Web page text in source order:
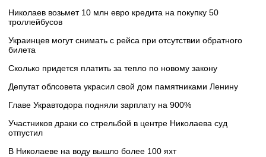
Николаев возьмет 10 млн евро кредита на покупку 50
троллейбусов
Украинцев могут снимать с рейса при отсутствии обратного
билета
Сколько придется платить за тепло по новому закону
Депутат облсовета украсил свой дом памятниками Ленину
Главе Укравтодора подняли зарплату на 900%
Участников драки со стрельбой в центре Николаева суд
отпустил
В Николаеве на воду вышло более 100 яхт